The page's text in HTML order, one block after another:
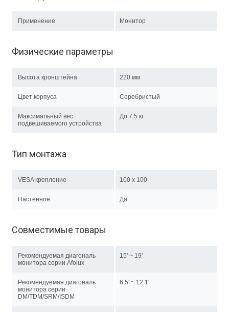
Применение Монитор
Физические параметры
Высота кронштейна 220 мм
Цвет корпуса Серебристый
Максимальный вес
подвешиваемого устройства
До 7.5 кг
Тип монтажа
VESA крепление 100 x 100
Настенное Да
Совместимые товары
Рекомендуемая диагональ
монитора серии Afolux
15' ~ 19'
Рекомендуемая диагональ
монитора серии
DM/TDM/SRM/ISDM
6.5' ~ 12.1'